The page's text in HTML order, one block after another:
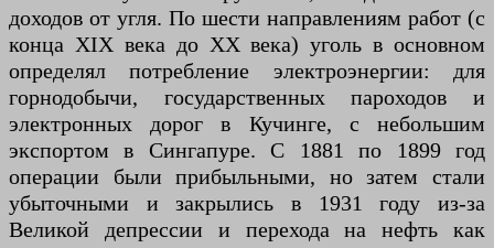
доходов от угля. По шести направлениям работ (с
конца XIX века до XX века) уголь в основном
определял потребление электроэнергии: для
горнодобычи, государственных пароходов и
электронных дорог в Кучинге, с небольшим
экспортом в Сингапуре. С 1881 по 1899 год
операции были прибыльными, но затем стали
убыточными и закрылись в 1931 году из-за
Великой депрессии и перехода на нефть как